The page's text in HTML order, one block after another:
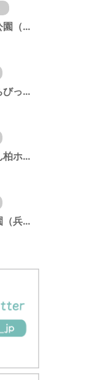
田島山公園（神奈川県藤沢市）
古井戸ちびっ子広場（愛知県大府市）
わんわん柏ホームビレッジ（老犬ホーム・老犬ホテル）
若松公園（兵庫県神戸市）